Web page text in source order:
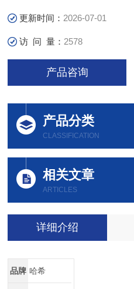
更新时间： 2026-07-01
访 问 量： 2578
产品咨询
产品分类
CLASSIFICATION
相关文章
ARTICLES
详细介绍
品牌 哈希